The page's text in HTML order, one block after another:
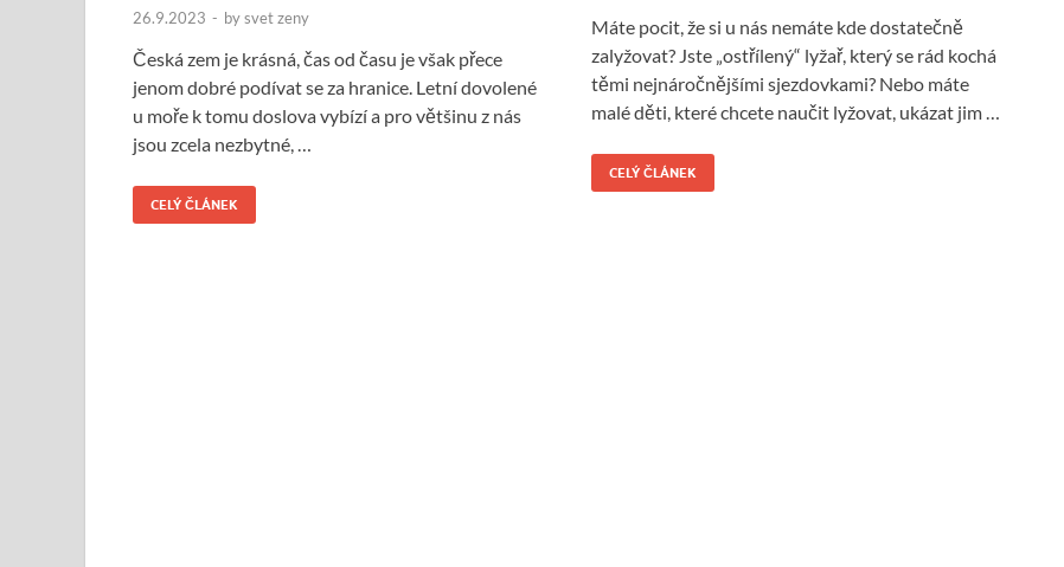
26.9.2023 - bysvet zeny
Česká zem je krásná, čas od času je však přece
jenom dobré podívat se za hranice. Letní dovolené
u moře k tomu doslova vybízí a pro většinu z nás
jsou zcela nezbytné, …
CELÝ ČLÁNEK
Máte pocit, že si u nás nemáte kde dostatečně
zalyžovat? Jste „ostřílený“ lyžař, který se rád kochá
těmi nejnáročnějšími sjezdovkami? Nebo máte
malé děti, které chcete naučit lyžovat, ukázat jim …
CELÝ ČLÁNEK